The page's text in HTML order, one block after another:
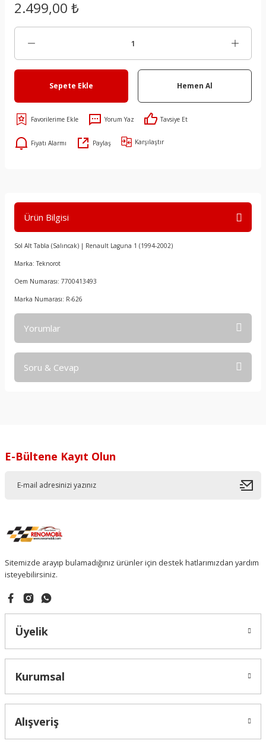
2.499,00 ₺
Sepete Ekle Hemen Al
Yorum Yaz Tavsiye Et
Fiyatı Alarmı Paylaş Karşılaştır
Ürün Bilgisi
Sol Alt Tabla (Salıncak) | Renault Laguna 1 (1994-2002)
Marka: Teknorot
Oem Numarası: 7700413493
Marka Numarası: R-626
Yorumlar
Soru & Cevap
E-Bültene Kayıt Olun
Sitemizde arayıp bulamadığınız ürünler için destek hatlarımızdan yardım
isteyebilirsiniz.
Üyelik
Kurumsal
Alışveriş